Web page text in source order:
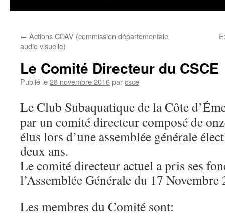
← Actions CDAV (commission départementale
audio visuelle)
Le Comité Directeur du CSCE
Publié le28 novembre 2016parcsce
Le Club Subaquatique de la Côte
par un comité directeur composé de
élus lors d’une assemblée générale
deux ans.
Le comité directeur actuel a pris ses
l’Assemblée Générale du 17 Novembre
Les membres du Comité sont: